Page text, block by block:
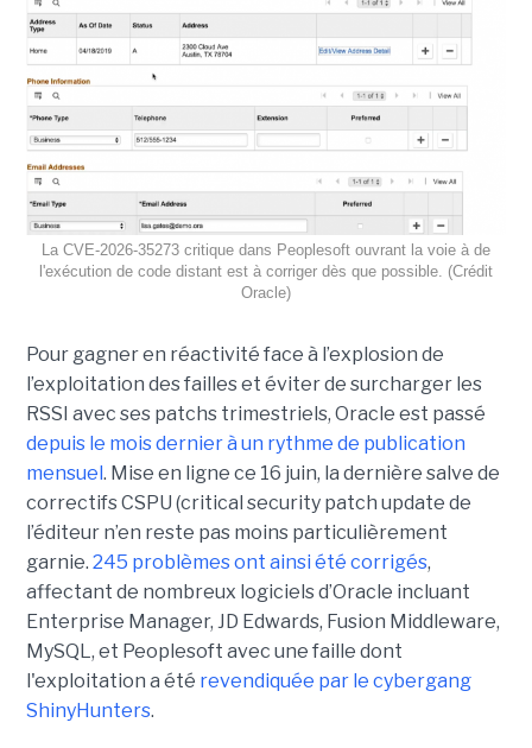
La CVE-2026-35273 critique dans Peoplesoft ouvrant la voie à de
l'exécution de code distant est à corriger dès que possible. (Crédit
Oracle)
Pour gagner en réactivité face à l’explosion de
l’exploitation des failles et éviter de surcharger les
RSSI avec ses patchs trimestriels, Oracle est passé
depuis le mois dernier à un rythme de publication
mensuel. Mise en ligne ce 16 juin, la dernière salve de
correctifs CSPU (critical security patch update de
l’éditeur n’en reste pas moins particulièrement
garnie. 245 problèmes ont ainsi été corrigés,
affectant de nombreux logiciels d’Oracle incluant
Enterprise Manager, JD Edwards, Fusion Middleware,
MySQL, et Peoplesoft avec une faille dont
l'exploitation a été revendiquée par le cybergang
ShinyHunters.